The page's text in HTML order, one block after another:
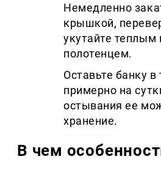
Немедленно
крышкой,
укутайте теплым
полотенцем.
Оставьте банку
примерно на
остывания ее
хранение.
В чем